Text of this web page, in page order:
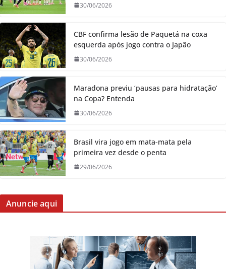
30/06/2026
CBF confirma lesão de Paquetá na coxa
esquerda após jogo contra o Japão
30/06/2026
Maradona previu ‘pausas para hidratação’
na Copa? Entenda
30/06/2026
Brasil vira jogo em mata-mata pela
primeira vez desde o penta
29/06/2026
Anuncie aqui